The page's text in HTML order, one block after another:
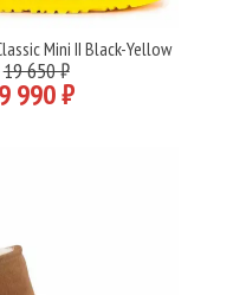
ПодробнееMini II Black-Yellow
19 650 ₽
9 990 ₽